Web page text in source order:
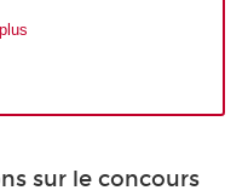
sur le concours